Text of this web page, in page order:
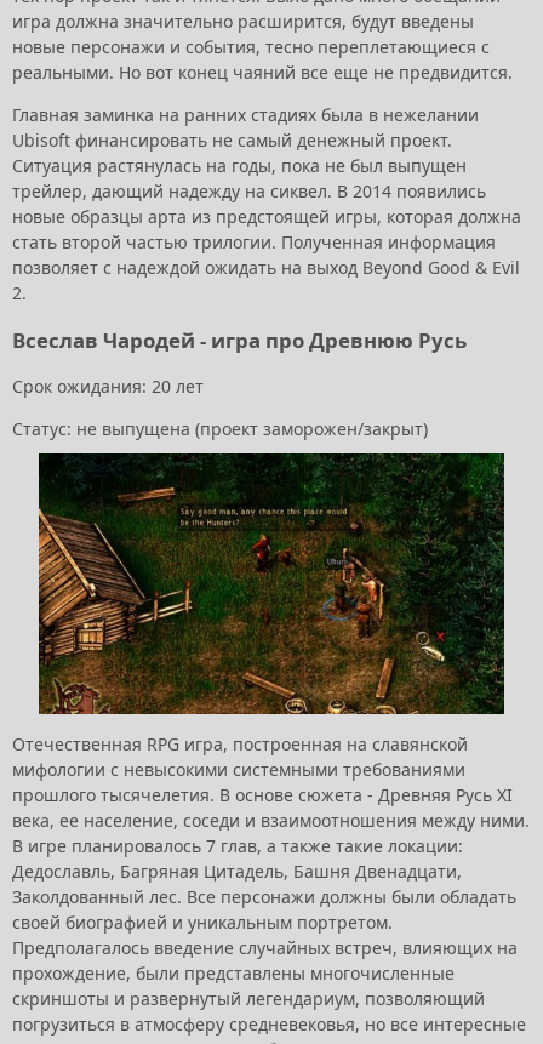
игра должна значительно расширится, будут введены
новые персонажи и события, тесно переплетающиеся с
реальными. Но вот конец чаяний все еще не предвидится.
Главная заминка на ранних стадиях была в нежелании
Ubisoft финансировать не самый денежный проект.
Ситуация растянулась на годы, пока не был выпущен
трейлер, дающий надежду на сиквел. В 2014 появились
новые образцы арта из предстоящей игры, которая должна
стать второй частью трилогии. Полученная информация
позволяет с надеждой ожидать на выход Beyond Good & Evil
2.
Всеслав Чародей - игра про Древнюю Русь
Срок ожидания: 20 лет
Статус: не выпущена (проект заморожен/закрыт)
Отечественная RPG игра, построенная на славянской
мифологии с невысокими системными требованиями
прошлого тысячелетия. В основе сюжета - Древняя Русь XI
века, ее население, соседи и взаимоотношения между ними.
В игре планировалось 7 глав, а также такие локации:
Дедославль, Багряная Цитадель, Башня Двенадцати,
Заколдованный лес. Все персонажи должны были обладать
своей биографией и уникальным портретом.
Предполагалось введение случайных встреч, влияющих на
прохождение, были представлены многочисленные
скриншоты и развернутый легендариум, позволяющий
погрузиться в атмосферу средневековья, но все интересные